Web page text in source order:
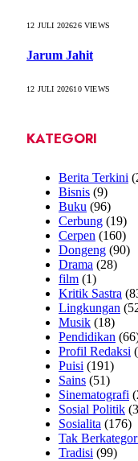
12 JULI 202626VIEWS
Jarum Jahit
12 JULI 202610VIEWS
KATEGORI
Berita Terkini
Bisnis (9)
Buku (96)
Cerbung (19)
Cerpen (160)
Dongeng (90)
Drama (28)
film (1)
Kritik Sastra
Lingkungan
Musik (18)
Pendidikan
Profil Redaksi
Puisi (191)
Sains (51)
Sinematografi
Sosial Politik
Sosialita (176)
Tak
Tradisi (99)